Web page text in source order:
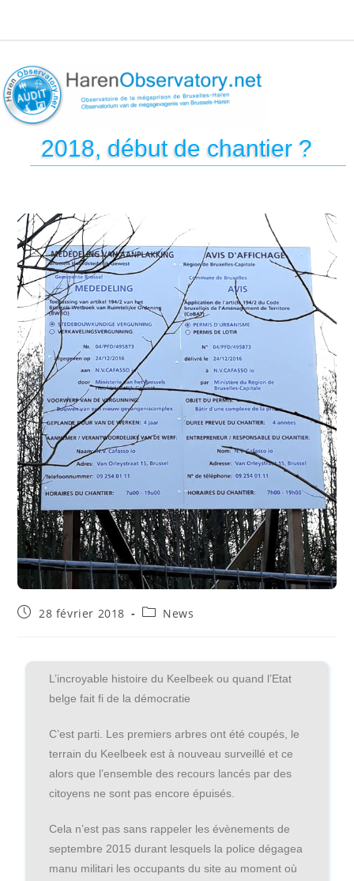
2018, début de chantier ?
28 février 2018 News
L’incroyable histoire du Keelbeek ou quand l’Etat
belge fait fi de la démocratie
C’est parti. Les premiers arbres ont été coupés, le
terrain du Keelbeek est à nouveau surveillé et ce
alors que l’ensemble des recours lancés par des
citoyens ne sont pas encore épuisés.
Cela n’est pas sans rappeler les évènements de
septembre 2015 durant lesquels la police dégagea
manu militari les occupants du site au moment où